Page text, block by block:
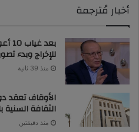
أخبار مُترجمة
للإخراج وبدء
منذ 39 ثانية
الثقافة السنية
منذ دقيقتين